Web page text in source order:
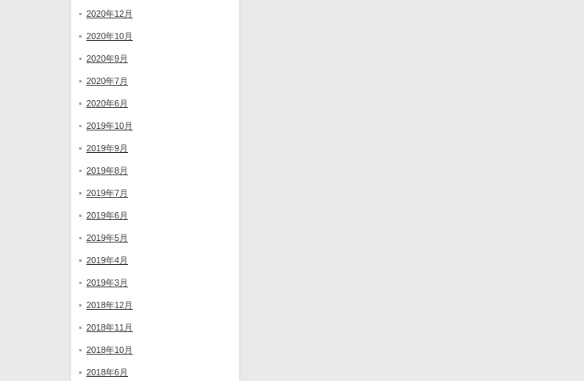
2020年12月
2020年10月
2020年9月
2020年7月
2020年6月
2019年10月
2019年9月
2019年8月
2019年7月
2019年6月
2019年5月
2019年4月
2019年3月
2018年12月
2018年11月
2018年10月
2018年6月